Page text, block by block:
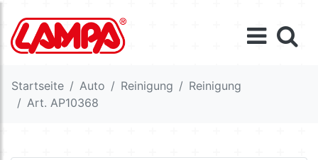
Startseite Auto Reinigung
Reinigung
Art. AP10368